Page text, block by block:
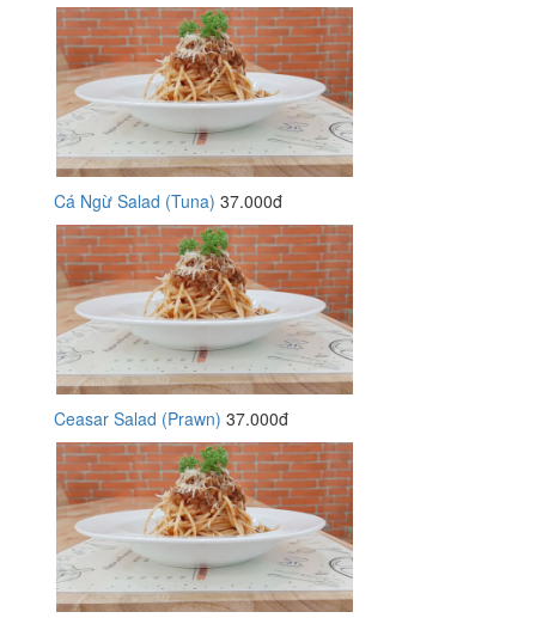
Cá Ngừ Salad (Tuna) 37.000đ
Ceasar Salad (Prawn) 37.000đ